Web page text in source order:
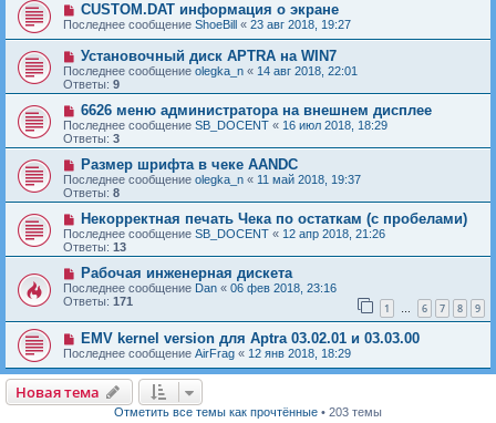
CUSTOM.DAT информация о экране
Последнее сообщение ShoeBill « 23 авг 2018, 19:27
Установочный диск APTRA на WIN7
Последнее сообщение olegka_n « 14 авг 2018, 22:01
Ответы: 9
6626 меню администратора на внешнем дисплее
Последнее сообщение SB_DOCENT « 16 июл 2018, 18:29
Ответы: 3
Размер шрифта в чеке AANDC
Последнее сообщение olegka_n « 11 май 2018, 19:37
Ответы: 8
Некорректная печать Чека по остаткам (с пробелами)
Последнее сообщение SB_DOCENT « 12 апр 2018, 21:26
Ответы: 13
Рабочая инженерная дискета
Последнее сообщение Dan « 06 фев 2018, 23:16
Ответы: 171 1 … 6 7 8 9
EMV kernel version для Aptra 03.02.01 и 03.03.00
Последнее сообщение AirFrag « 12 янв 2018, 18:29
Новая тема
Новаятема
Отметить все темы как прочтённые • 203 темы